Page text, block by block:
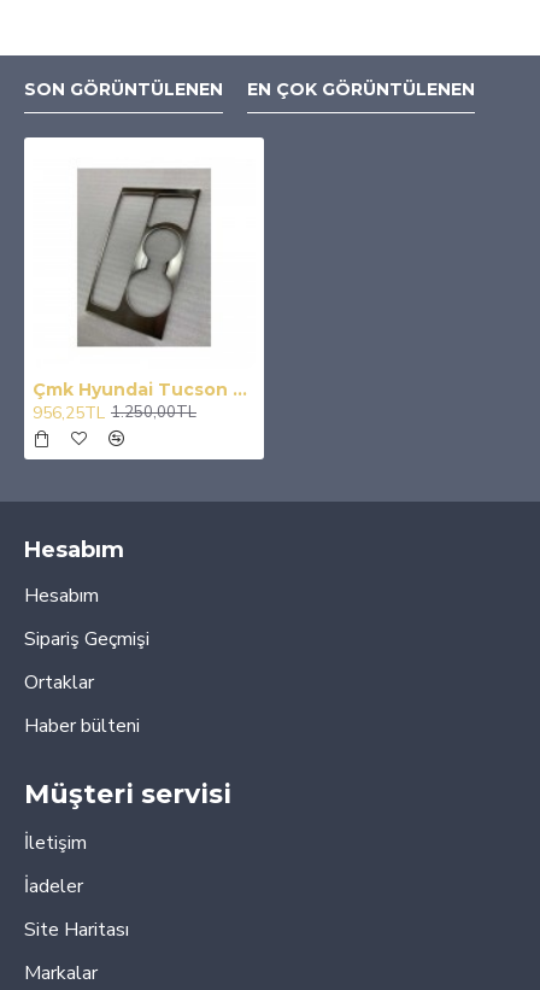
SON GÖRÜNTÜLENEN EN ÇOK GÖRÜNTÜLENEN
Çmk Hyundai Tucson 2015-2018 Vites Çerçevesi Silver
956,25TL 1.250,00TL
Hesabım
Hesabım
Sipariş Geçmişi
Ortaklar
Haber bülteni
Müşteri servisi
İletişim
İadeler
Site Haritası
Markalar